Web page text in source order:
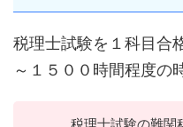
税理士試験を１科目合
～１５００時間程度の